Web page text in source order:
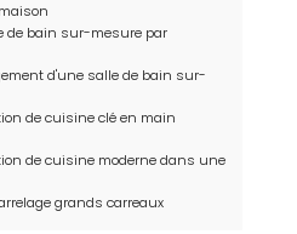
de bain sur-mesure par
d'une salle de bain sur-
de cuisine clé en main
de cuisine moderne dans une
grands carreaux